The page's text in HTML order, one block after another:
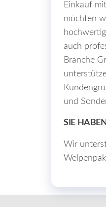
Einkauf
möchten
auch
Branche
und
SIE
Wir